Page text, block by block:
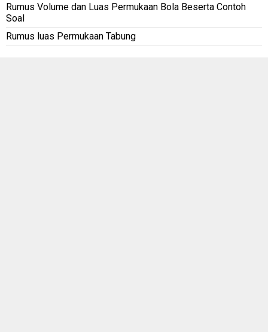
Rumus Volume dan Luas Permukaan Bola Beserta Contoh
Soal
Rumus luas Permukaan Tabung